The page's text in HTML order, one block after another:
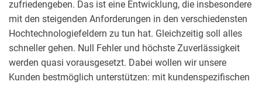
zufriedengeben. Das ist eine Entwicklung, die insbesondere
mit den steigenden Anforderungen in den verschiedensten
Hochtechnologiefeldern zu tun hat. Gleichzeitig soll alles
schneller gehen. Null Fehler und höchste Zuverlässigkeit
werden quasi vorausgesetzt. Dabei wollen wir unsere
Kunden bestmöglich unterstützen: mit kundenspezifischen